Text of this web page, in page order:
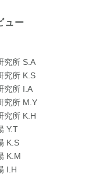
ュー
究所 S.A
究所 K.S
究所 I.A
究所 M.Y
究所 K.H
Y.T
K.S
K.M
I.H